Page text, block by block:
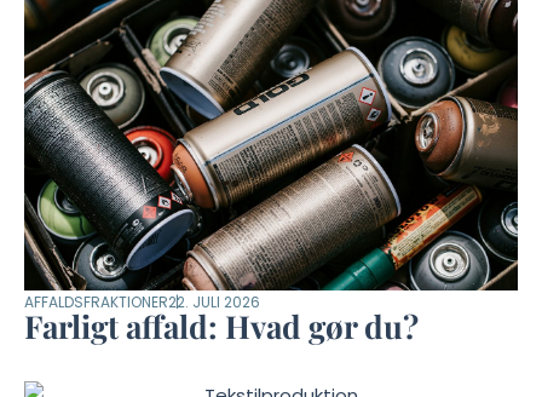
AFFALDSFRAKTIONER22. JULI 2026
Farligt affald: Hvad gør du?